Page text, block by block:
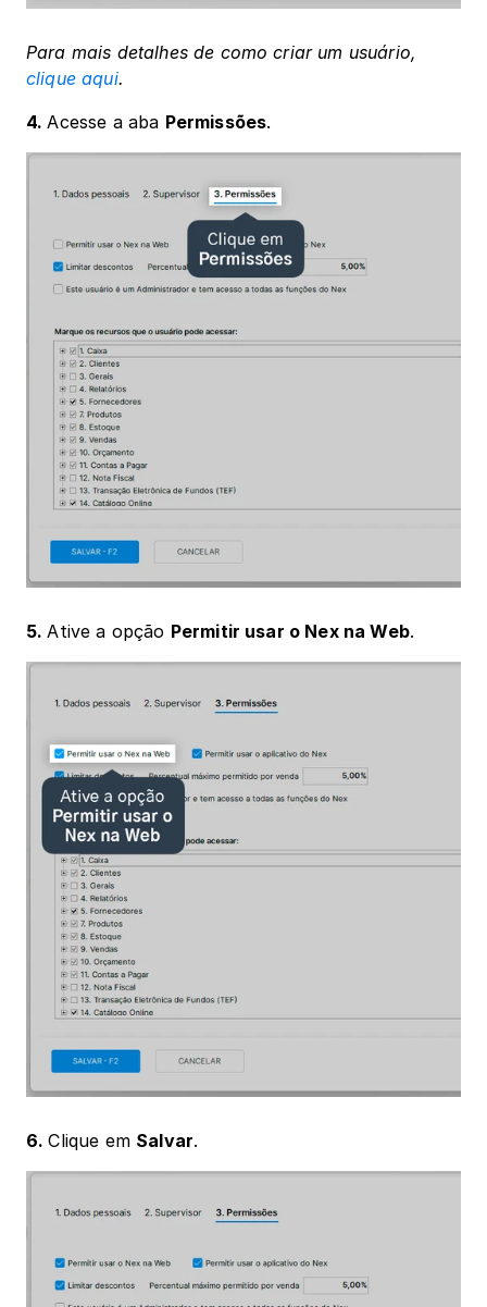
clique aqui.
4. Acesse a aba Permissões.
5. Ative a opção Permitir usar o Nex na Web.
6. Clique em Salvar.